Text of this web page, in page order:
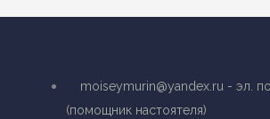
moiseymurin@yandex.ru - эл.
(помощник настоятеля)